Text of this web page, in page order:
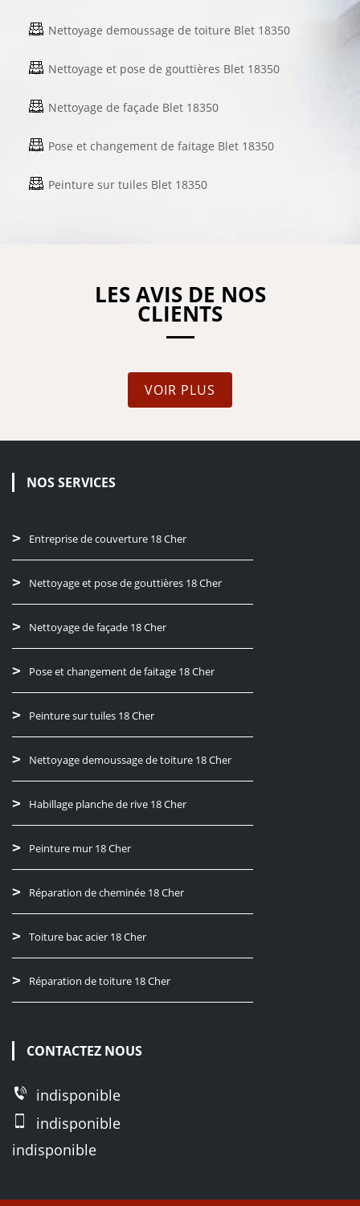
Nettoyage demoussage de toiture Blet 18350
Nettoyage et pose de gouttières Blet 18350
Nettoyage de façade Blet 18350
Pose et changement de faitage Blet 18350
Peinture sur tuiles Blet 18350
LES AVIS DE NOS
CLIENTS
VOIR PLUS
NOS SERVICES
Entreprise de couverture 18 Cher
Nettoyage et pose de gouttières 18 Cher
Nettoyage de façade 18 Cher
Pose et changement de faitage 18 Cher
Peinture sur tuiles 18 Cher
Nettoyage demoussage de toiture 18 Cher
Habillage planche de rive 18 Cher
Peinture mur 18 Cher
Réparation de cheminée 18 Cher
Toiture bac acier 18 Cher
Réparation de toiture 18 Cher
CONTACTEZ NOUS
indisponible
indisponible
indisponible